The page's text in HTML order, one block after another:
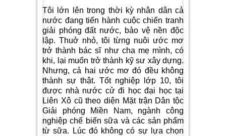
Tôi lớn lên trong thời kỳ nhân dân cả
nước đang tiến hành cuộc chiến tranh
giải phóng đất nước, bảo vệ nền độc
lập. Thuở nhỏ, tôi từng nuôi ước mơ
trở thành bác sĩ như cha mẹ mình, có
khi, lại muốn trở thành kỹ sư xây dựng.
Nhưng, cả hai ước mơ đó đều không
thành sự thật. Tốt nghiệp lớp 10, tôi
được nhà nước cử đi học đại học tại
Liên Xô cũ theo diện Mặt trận Dân tộc
Giải phóng Miền Nam, ngành công
nghiệp chế biến sữa và các sản phẩm
từ sữa. Lúc đó không có sự lựa chọn